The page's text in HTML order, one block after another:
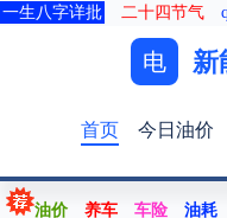
一生八字详批 二十四节气
电 新
首页 今日油价
油价 养车 车险 油耗